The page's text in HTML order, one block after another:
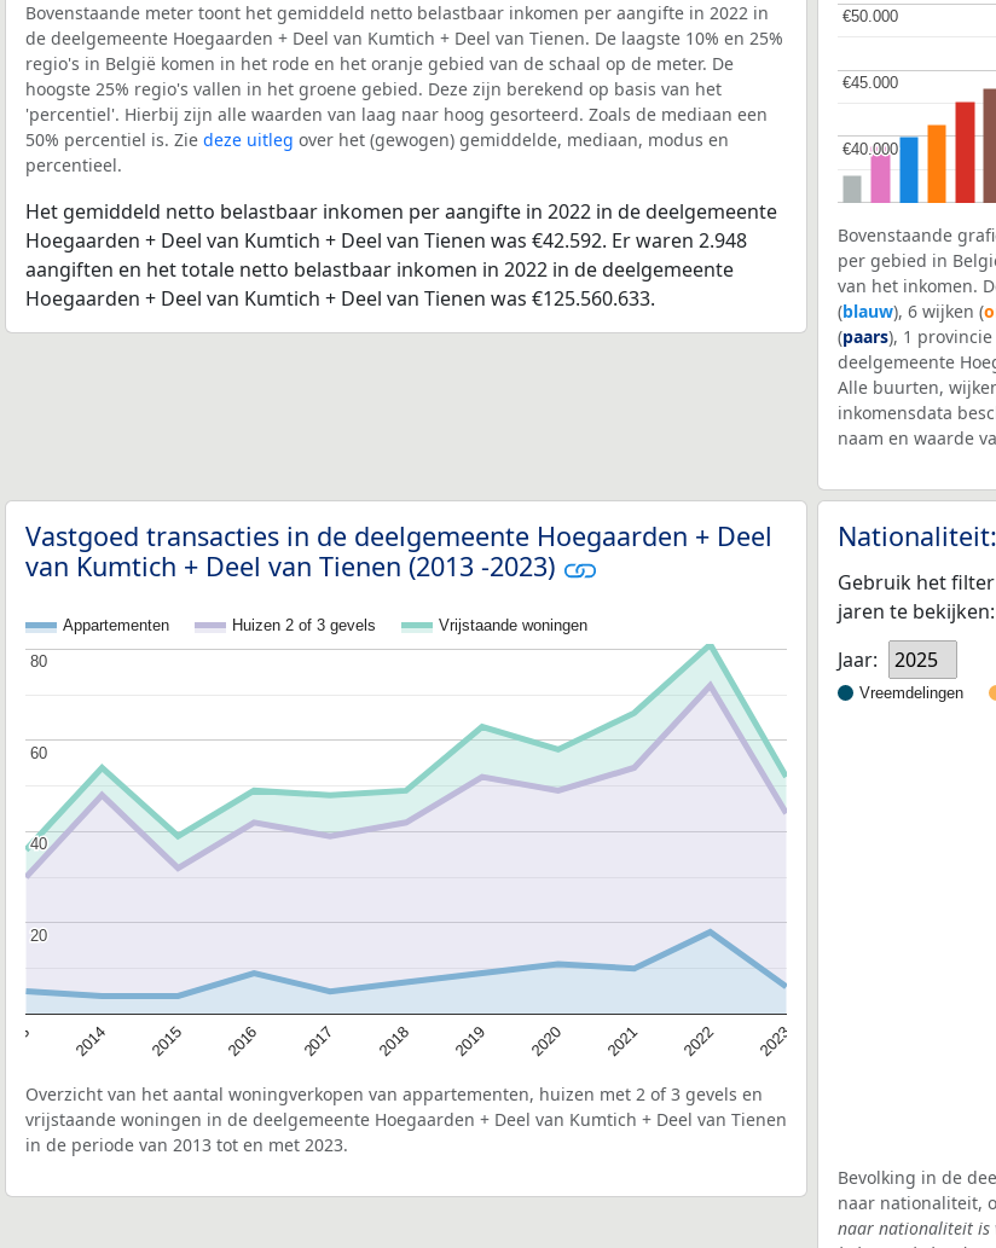
Bovenstaande meter toont het gemiddeld netto belastbaar inkomen per aangifte in 2022 in
de deelgemeente Hoegaarden + Deel van Kumtich + Deel van Tienen. De laagste 10% en 25%
regio's in België komen in het rode en het oranje gebied van de schaal op de meter. De
hoogste 25% regio's vallen in het groene gebied. Deze zijn berekend op basis van het
'percentiel'. Hierbij zijn alle waarden van laag naar hoog gesorteerd. Zoals de mediaan een
50% percentiel is. Zie deze uitleg over het (gewogen) gemiddelde, mediaan, modus en
percentieel.
Het gemiddeld netto belastbaar inkomen per aangifte in 2022 in de deelgemeente
Hoegaarden + Deel van Kumtich + Deel van Tienen was €42.592. Er waren 2.948
aangiften en het totale netto belastbaar inkomen in 2022 in de deelgemeente
Hoegaarden + Deel van Kumtich + Deel van Tienen was €125.560.633.
€40.000
€40.000
€45.000
€45.000
€50.000
€50.000
Bovenstaande
per gebied in
van het inkomen.
(blauw), 6 wijken (
(paars), 1 provincie
deelgemeente
Alle buurten,
inkomensdata
naam en waarde
Vastgoed transacties in de deelgemeente Hoegaarden + Deel
van Kumtich + Deel van Tienen (2013 -2023)
Appartementen Huizen 2 of 3 gevels Vrijstaande woningen
2014 2015 2016 2017 2018 2019 2020 2021 2022 2023
20
20
40
40
60
60
80
80
Overzicht van het aantal woningverkopen van appartementen, huizen met 2 of 3 gevels en
vrijstaande woningen in de deelgemeente Hoegaarden + Deel van Kumtich + Deel van Tienen
in de periode van 2013 tot en met 2023.
Gebruik het
jaren te bekijken:
Jaar:
2025
Vreemdelingen
Bevolking in de
naar nationaliteit,
naar nationaliteit is